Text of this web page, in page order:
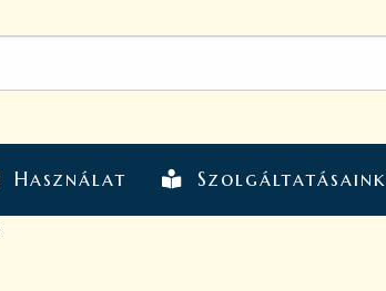
Használat Szolgáltatásaink